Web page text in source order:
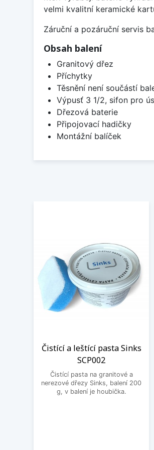
velmi kvalitní keramické
Záruční a pozáruční servis
Obsah balení
Granitový dřez
Příchytky
Těsnění není součástí
Výpusť 3 1/2, sifon pro
Dřezová baterie
Připojovací hadičky
Montážní balíček
Čistící a leštící pasta Sinks
SCP002
Čistící pasta na granitové a
nerezové dřezy Sinks, balení 200
g, v balení je houbička.